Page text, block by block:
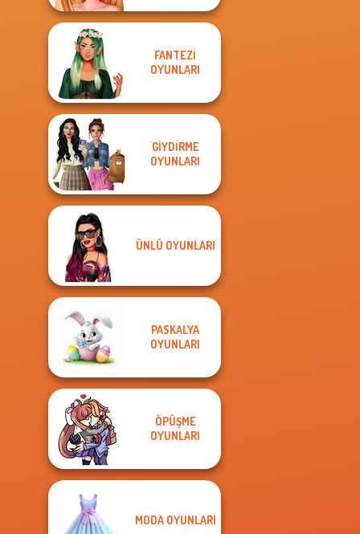
FANTEZI
OYUNLARI
GIYDIRME
OYUNLARI
ÜNLÜ OYUNLARI
PASKALYA
OYUNLARI
ÖPÜŞME
OYUNLARI
MODA OYUNLARI